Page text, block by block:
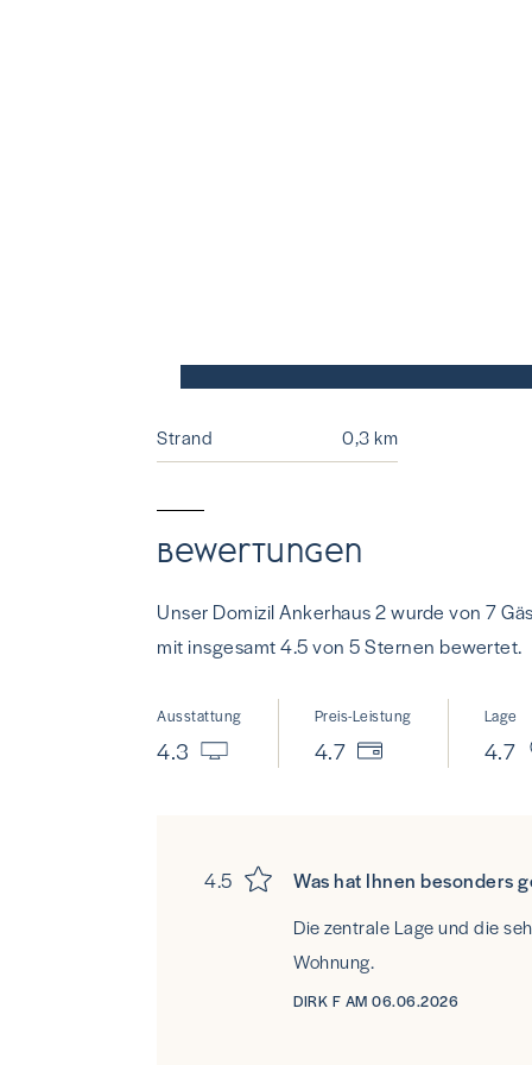
Strand 0,3 km
Bewertungen
Unser Domizil Ankerhaus 2 wurde von 7
mit insgesamt 4.5 von 5 Sternen bewertet.
Ausstattung
4.3
Preis-Leistung
4.7
Lage
4.7
4.5 Was hat Ihnen besonders
Die zentrale Lage und die
Wohnung.
DIRK F AM 06.06.2026